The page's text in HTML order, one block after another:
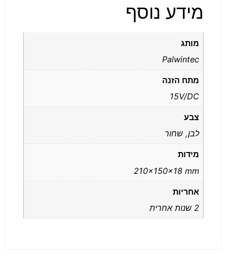
מידע נוסף
מותג
Palwintec
מתח הזנה
15V/DC
צבע
לבן, שחור
מידות
210x150x18 mm
אחריות
2 שנות אחרית